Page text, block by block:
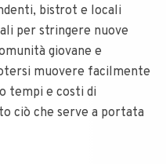
bistrot e locali
per stringere nuove
giovane e
muovere facilmente
tempi e costi di
ciò che serve a portata